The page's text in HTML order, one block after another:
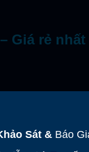
– Giá rẻ nhất
Sát & Báo